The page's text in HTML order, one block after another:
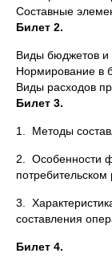
Составные
Билет 2.
Виды бюджетов и
Нормирование в
Виды расходов
Билет 3.
1. Методы
2. Особенности
потребительском
3.
составления
Билет 4.